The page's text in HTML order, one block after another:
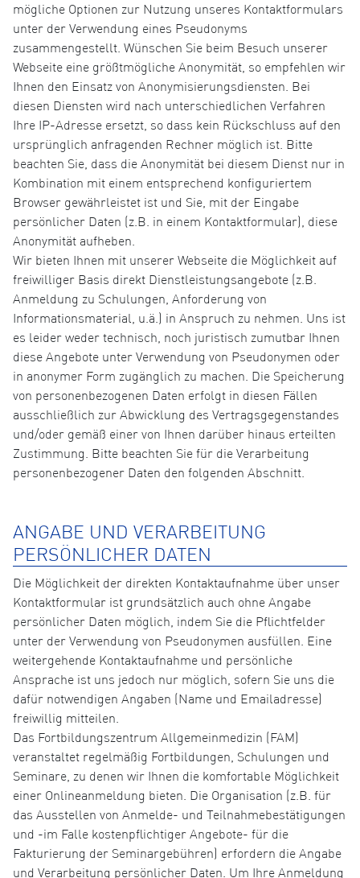
mögliche Optionen zur Nutzung unseres Kontaktformulars
unter der Verwendung eines Pseudonyms
zusammengestellt. Wünschen Sie beim Besuch unserer
Webseite eine größtmögliche Anonymität, so empfehlen wir
Ihnen den Einsatz von Anonymisierungsdiensten. Bei
diesen Diensten wird nach unterschiedlichen Verfahren
Ihre IP-Adresse ersetzt, so dass kein Rückschluss auf den
ursprünglich anfragenden Rechner möglich ist. Bitte
beachten Sie, dass die Anonymität bei diesem Dienst nur in
Kombination mit einem entsprechend konfiguriertem
Browser gewährleistet ist und Sie, mit der Eingabe
persönlicher Daten (z.B. in einem Kontaktformular), diese
Anonymität aufheben.
Wir bieten Ihnen mit unserer Webseite die Möglichkeit auf
freiwilliger Basis direkt Dienstleistungsangebote (z.B.
Anmeldung zu Schulungen, Anforderung von
Informationsmaterial, u.ä.) in Anspruch zu nehmen. Uns ist
es leider weder technisch, noch juristisch zumutbar Ihnen
diese Angebote unter Verwendung von Pseudonymen oder
in anonymer Form zugänglich zu machen. Die Speicherung
von personenbezogenen Daten erfolgt in diesen Fällen
ausschließlich zur Abwicklung des Vertragsgegenstandes
und/oder gemäß einer von Ihnen darüber hinaus erteilten
Zustimmung. Bitte beachten Sie für die Verarbeitung
personenbezogener Daten den folgenden Abschnitt.
ANGABE UND VERARBEITUNG
PERSÖNLICHER DATEN
Die Möglichkeit der direkten Kontaktaufnahme über unser
Kontaktformular ist grundsätzlich auch ohne Angabe
persönlicher Daten möglich, indem Sie die Pflichtfelder
unter der Verwendung von Pseudonymen ausfüllen. Eine
weitergehende Kontaktaufnahme und persönliche
Ansprache ist uns jedoch nur möglich, sofern Sie uns die
dafür notwendigen Angaben (Name und Emailadresse)
freiwillig mitteilen.
Das Fortbildungszentrum Allgemeinmedizin (FAM)
veranstaltet regelmäßig Fortbildungen, Schulungen und
Seminare, zu denen wir Ihnen die komfortable Möglichkeit
einer Onlineanmeldung bieten. Die Organisation (z.B. für
das Ausstellen von Anmelde- und Teilnahmebestätigungen
und -im Falle kostenpflichtiger Angebote- für die
Fakturierung der Seminargebühren) erfordern die Angabe
und Verarbeitung persönlicher Daten. Um Ihre Anmeldung